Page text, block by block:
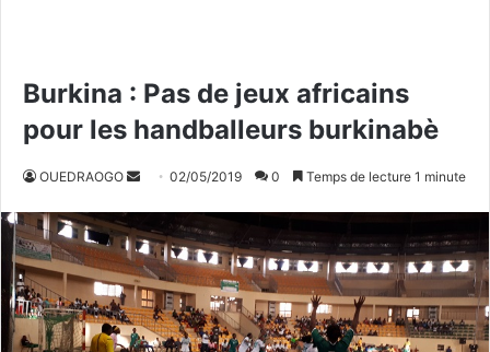
Burkina : Pas de jeux africains
pour les handballeurs burkinabè
OUEDRAOGO
v
o
y
e
r
02/05/2019 0 Temps de lecture 1 minute